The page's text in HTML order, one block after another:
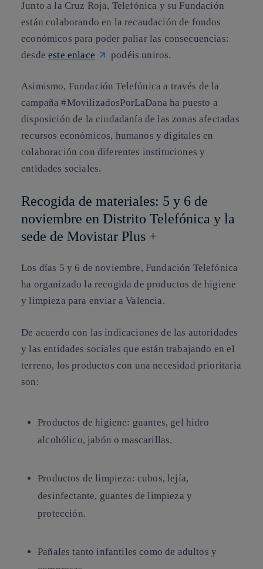
Junto a la Cruz Roja, Telefónica y su Fundación
están colaborando en la recaudación de fondos
económicos para poder paliar las consecuencias:
desdeeste enlace podéis uniros.
Asimismo, Fundación Telefónica a través de la
campaña #MovilizadosPorLaDana ha puesto a
disposición de la ciudadanía de las zonas afectadas
recursos económicos, humanos y digitales en
colaboración con diferentes instituciones y
entidades sociales.
Recogida de materiales: 5 y 6 de
noviembre en Distrito Telefónica y la
sede de Movistar Plus +
Los días 5 y 6 de noviembre, Fundación Telefónica
ha organizado la recogida de productos de higiene
y limpieza para enviar a Valencia.
De acuerdo con las indicaciones de las autoridades
y las entidades sociales que están trabajando en el
terreno, los productos con una necesidad prioritaria
son:
Productos de higiene: guantes, gel hidro
alcohólico, jabón o mascarillas.
Productos de limpieza: cubos, lejía,
desinfectante, guantes de limpieza y
protección.
Pañales tanto infantiles como de adultos y